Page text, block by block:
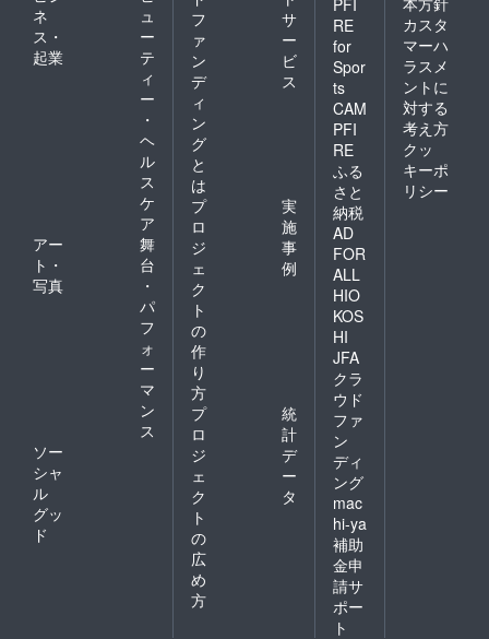
ネ
ス・
起業
ュ
ー
テ
ィ
ー
・
ヘ
ル
ス
ケ
ア
アー
ト・
写真
舞
台
・
パ
フ
ォ
ー
マ
ン
ス
ソー
シャ
ル
グッ
ド
フ
ァ
ン
デ
ィ
ン
グ
と
は
サ
ー
ビ
ス
プ
ロ
ジ
ェ
ク
ト
の
作
り
方
実
施
事
例
プ
ロ
ジ
ェ
ク
ト
の
広
め
方
統
計
デ
ー
タ
RE
for
Spor
ts
CAM
PFI
RE
ふる
さと
納税
AD
FOR
ALL
HIO
KOS
HI
JFA
クラ
ウド
ファ
ン
ディ
ング
mac
hi-ya
補助
金申
請サ
ポー
ト
カスタ
マーハ
ラスメ
ントに
対する
考え方
クッ
キーポ
リシー